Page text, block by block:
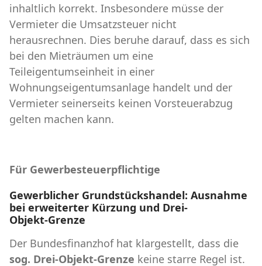
inhaltlich korrekt. Insbesondere müsse der
Vermieter die Umsatzsteuer nicht
herausrechnen. Dies beruhe darauf, dass es sich
bei den Mieträumen um eine
Teileigentumseinheit in einer
Wohnungseigentumsanlage handelt und der
Vermieter seinerseits keinen Vorsteuerabzug
gelten machen kann.
Für Gewerbesteuerpflichtige
Gewerblicher Grundstückshandel: Ausnahme
bei erweiterter Kürzung und Drei-
Objekt-Grenze
Der Bundesfinanzhof hat klargestellt, dass die
sog. Drei-Objekt-Grenze keine starre Regel ist.